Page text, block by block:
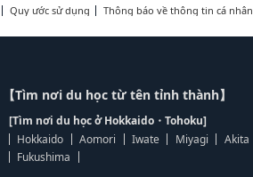
Quy ước sử dụng
Thông báo về thông tin cá nhân
【Tìm nơi du học từ tên tỉnh thành】
[Tìm nơi du học ở Hokkaido・Tohoku]
Hokkaido
Aomori Iwate Miyagi Akita
Fukushima